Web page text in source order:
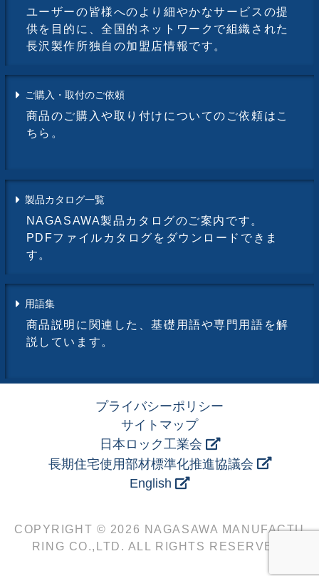
ユーザーの皆様へのより細やかなサービスの提
供を目的に、全国的ネットワークで組織された
長沢製作所独自の加盟店情報です。
ご購入・取付のご依頼
商品のご購入や取り付けについてのご依頼はこ
ちら。
製品カタログ一覧
NAGASAWA製品カタログのご案内です。
PDFファイルカタログをダウンロードできま
す。
用語集
商品説明に関連した、基礎用語や専門用語を解
説しています。
プライバシーポリシー
サイトマップ
日本ロック工業会
長期住宅使用部材標準化推進協議会
English
COPYRIGHT © 2026 NAGASAWA MANUFACTU
RING CO.,LTD. ALL RIGHTS RESERVED.